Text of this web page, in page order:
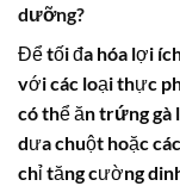
dưỡng?
Để tối đa hóa lợi
với các loại thực
có thể ăntrứng gà
dưa chuột hoặc
chỉ tăng cường